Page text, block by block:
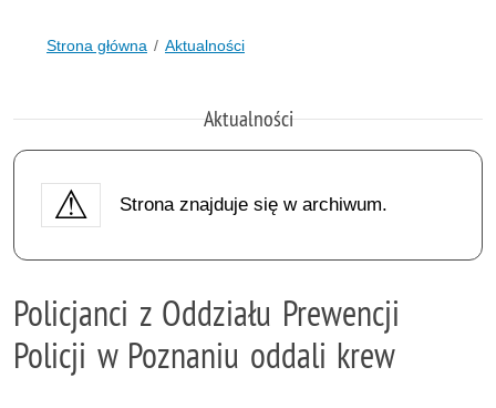
Strona główna Aktualności
Aktualności
Strona znajduje się w archiwum.
Policjanci z Oddziału Prewencji
Policji w Poznaniu oddali krew